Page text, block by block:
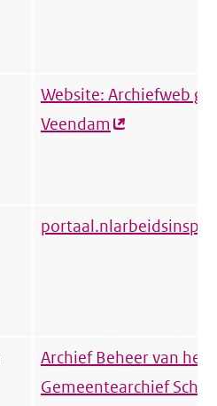
Website: Archiefweb
Veendam (externe
Archief Beheer van het
Gemeentearchief